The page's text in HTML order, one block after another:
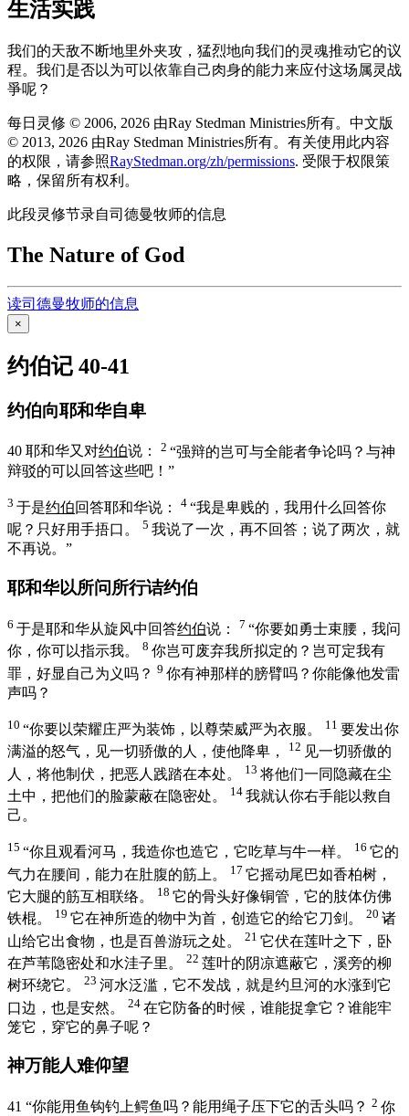
生活实践
我们的天敌不断地里外夹攻，猛烈地向我们的灵魂推动它的议
程。我们是否以为可以依靠自己肉身的能力来应付这场属灵战
爭呢？
每日灵修 © 2006, 2026 由Ray Stedman Ministries所有。中文版
© 2013, 2026 由Ray Stedman Ministries所有。有关使用此内容
的权限，请参照RayStedman.org/zh/permissions. 受限于权限策
略，保留所有权利。
此段灵修节录自司德曼牧师的信息
The Nature of God
读司德曼牧师的信息
×
约伯记 40-41
约伯向耶和华自卑
40 耶和华又对约伯说： 2 “强辩的岂可与全能者争论吗？与神
辩驳的可以回答这些吧！”
3 于是约伯回答耶和华说： 4 “我是卑贱的，我用什么回答你
呢？只好用手捂口。
5 我说了一次，再不回答；说了两次，就
不再说。”
耶和华以所问所行诘约伯
6 于是耶和华从旋风中回答约伯说： 7 “你要如勇士束腰，我问
你，你可以指示我。
8 你岂可废弃我所拟定的？岂可定我有
罪，好显自己为义吗？ 9 你有神那样的膀臂吗？你能像他发雷
声吗？
10 “你要以荣耀庄严为装饰，以尊荣威严为衣服。 11 要发出你
满溢的怒气，见一切骄傲的人，使他降卑，
12 见一切骄傲的
人，将他制伏，把恶人践踏在本处。
13 将他们一同隐藏在尘
土中，把他们的脸蒙蔽在隐密处。
14 我就认你右手能以救自
己。
15 “你且观看河马，我造你也造它，它吃草与牛一样。 16 它的
气力在腰间，能力在肚腹的筋上。
17 它摇动尾巴如香柏树，
它大腿的筋互相联络。
18 它的骨头好像铜管，它的肢体仿佛
铁棍。
19 它在神所造的物中为首，创造它的给它刀剑。 20 诸
山给它出食物，也是百兽游玩之处。
21 它伏在莲叶之下，卧
在芦苇隐密处和水洼子里。
22 莲叶的阴凉遮蔽它，溪旁的柳
树环绕它。
23 河水泛滥，它不发战，就是约旦河的水涨到它
口边，也是安然。
24 在它防备的时候，谁能捉拿它？谁能牢
笼它，穿它的鼻子呢？
神万能人难仰望
41 “你能用鱼钩钓上鳄鱼吗？能用绳子压下它的舌头吗？ 2 你